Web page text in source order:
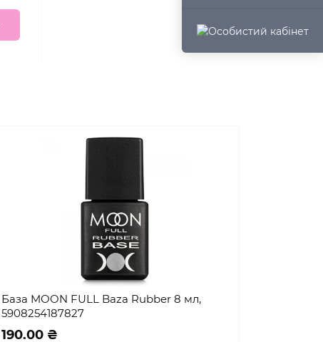
База MOON FULL Baza Rubber 8 мл,
5908254187827
190.00 ₴